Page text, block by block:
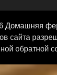
Домашняя
сайта
обратной